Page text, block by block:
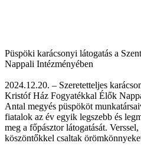
Püspöki karácsonyi látogatás a
Nappali Intézményében
2024.12.20. – Szeretetteljes
Kristóf Ház Fogyatékkal Élők
Antal megyés püspököt
fiatalok az év egyik legszebb és
meg a főpásztor látogatását.
köszöntőkkel csaltak